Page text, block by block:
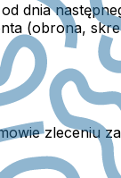
dnia
(obrona,
zleceniu